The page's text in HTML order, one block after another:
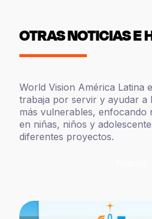
OTRAS NOTICIAS E
World Vision América Latina
trabaja por servir y ayudar a
más vulnerables, enfocando
en niñas, niños y
diferentes proyectos.